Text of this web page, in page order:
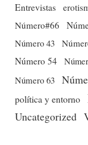
Entrevistas
Número#66
Número 43
Número 54
Número 63
política y entorno
Uncategorized